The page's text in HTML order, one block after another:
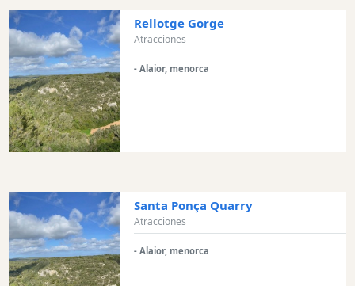
Bebidas
Cultura
Para
niños
Música
en
vivo
Discoteca
Chiringuitos
y
Beach
Clubs
Shopping
Rellotge Gorge
Atracciones
- Alaior, menorca
Santa Ponça Quarry
Atracciones
- Alaior, menorca